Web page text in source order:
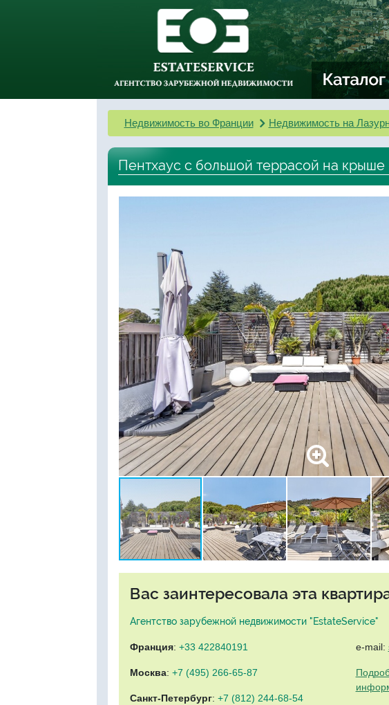
Недвижимость во Франции Недвижимость на
Пентхаус с большой террасой на
Вас заинтересовала эта
Агентство зарубежной недвижимости "EstateService"
Франция: +33 422840191
Москва: +7 (495) 266-65-87
Санкт-Петербург: +7 (812) 244-68-54
e-mail: